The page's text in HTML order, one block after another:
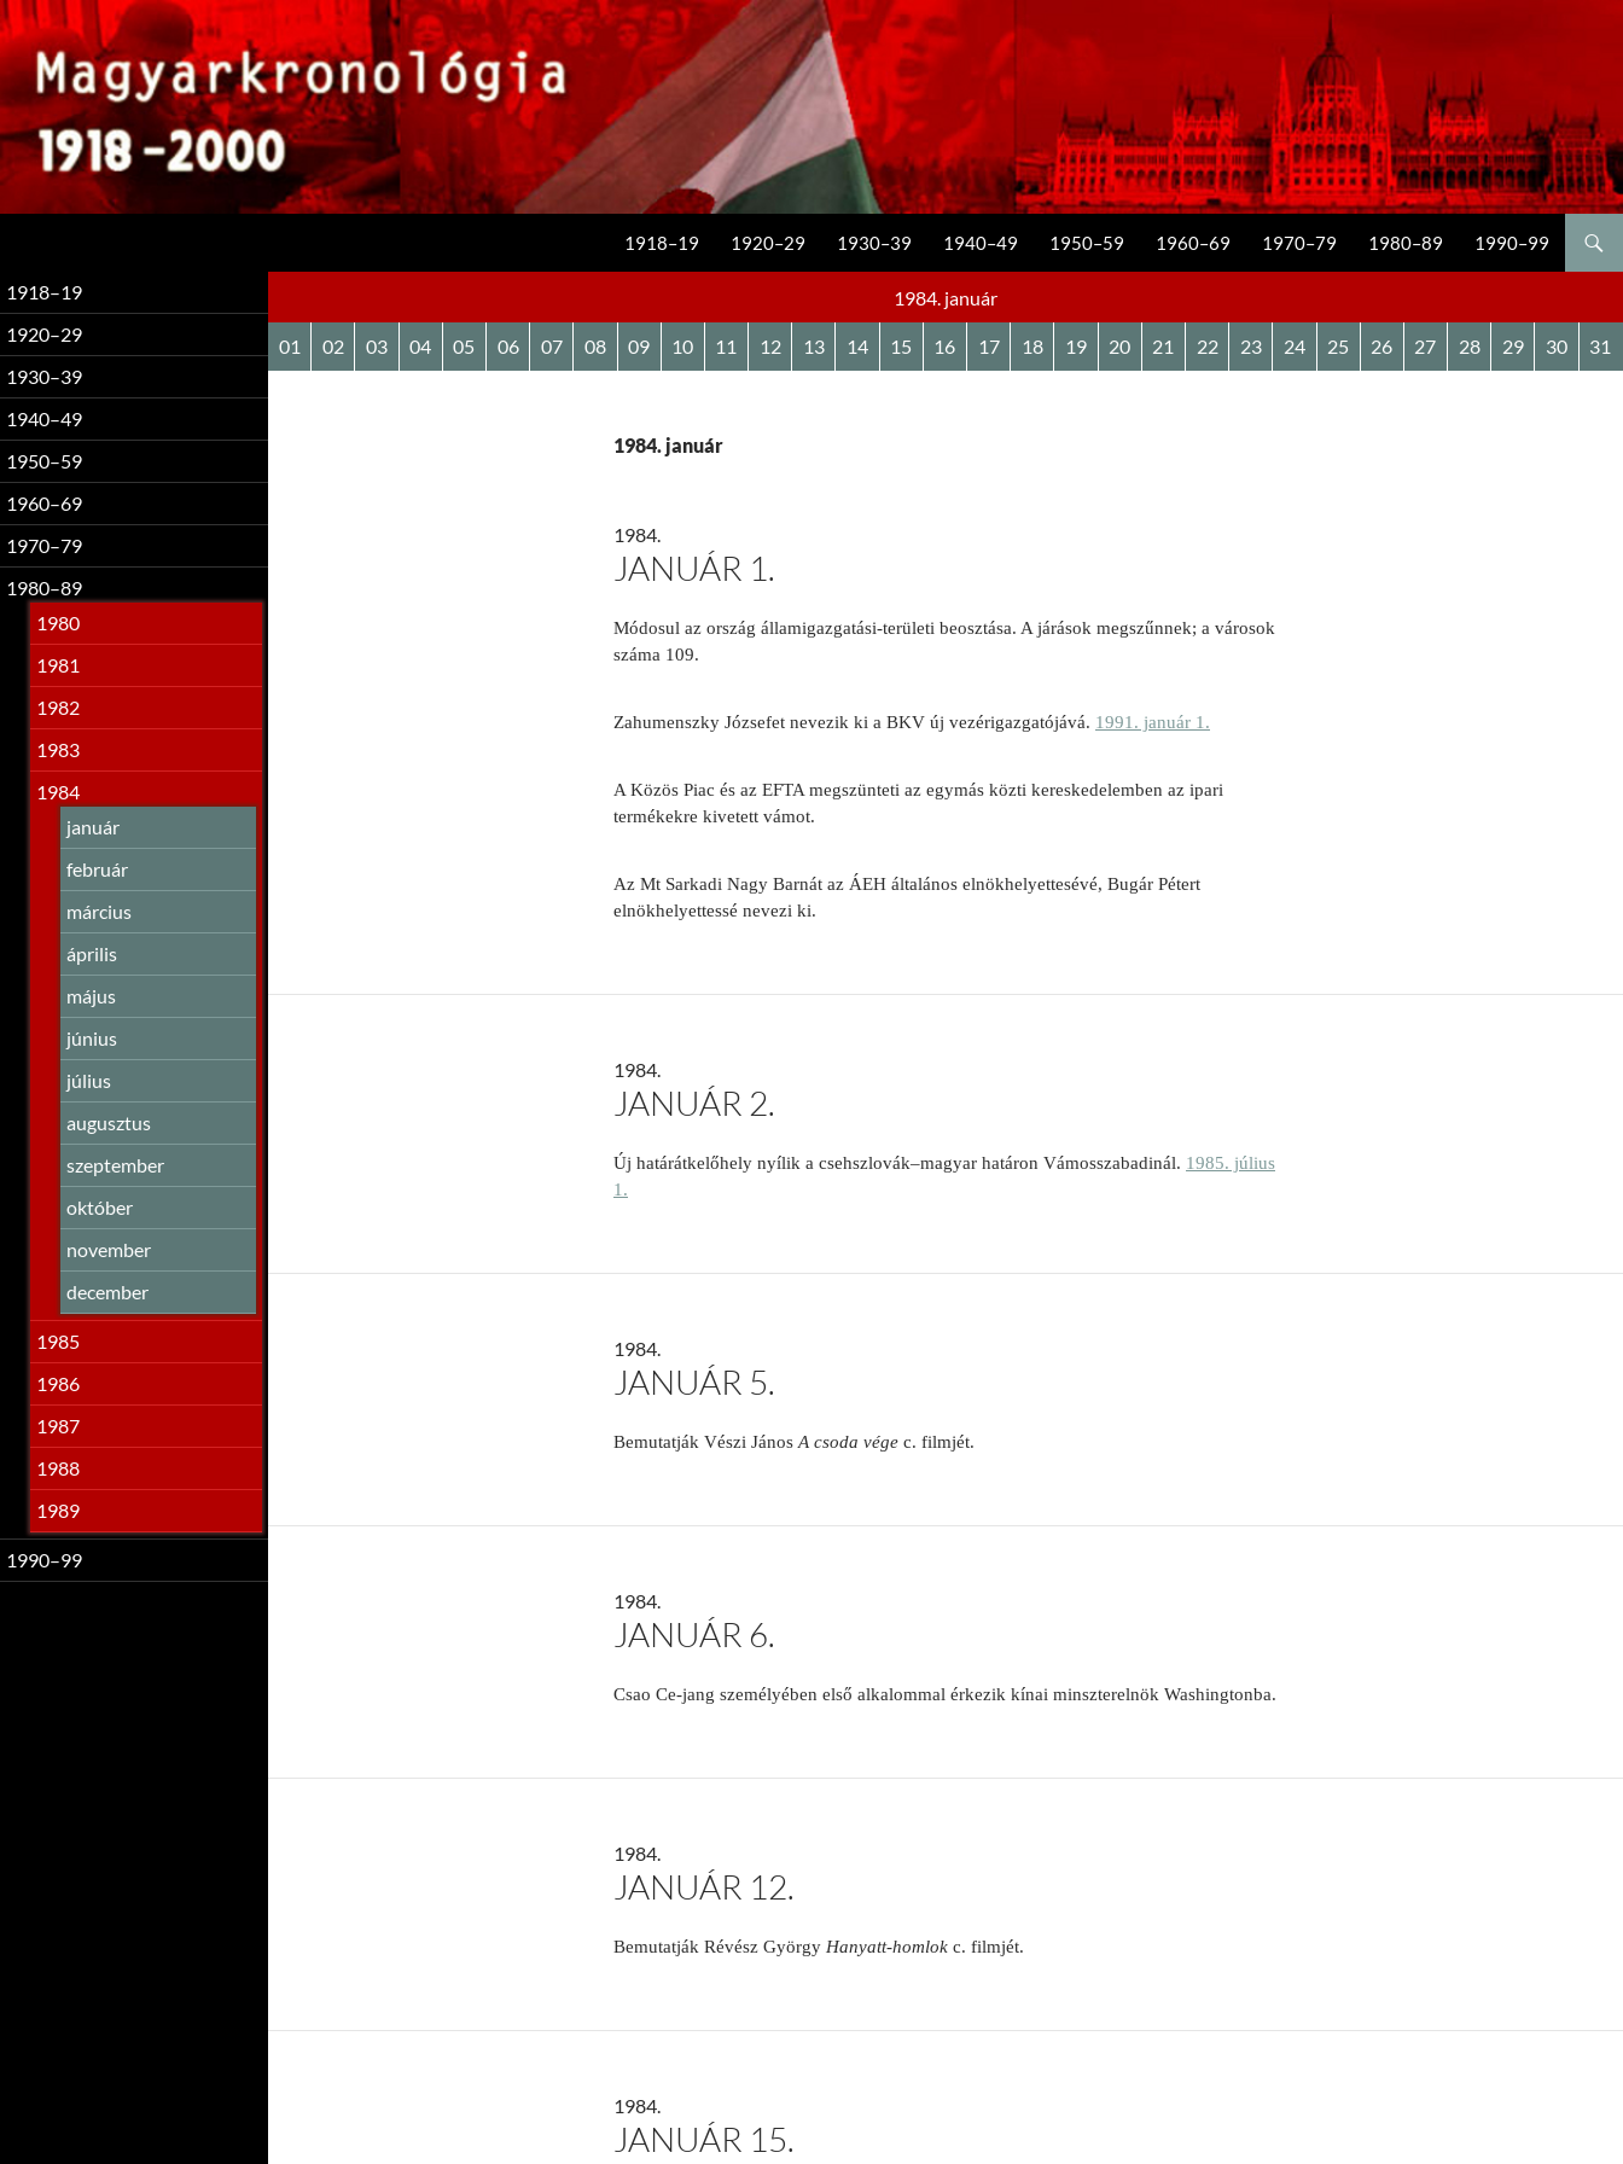
1918–19 1920–29 1930–39 1940–49 1950–59 1960–69 1970–79 1980–89 1990–99
1984. január
01 02 03 04 05 06 07 08 09 10 11 12 13 14 15 16 17 18 19 20 21 22 23 24 25 26 27 28 29 30 31
1984. január
1984.
JANUÁR 1.
Módosul az ország államigazgatási-területi beosztása. A járások megszűnnek; a városok
száma 109.
Zahumenszky Józsefet nevezik ki a BKV új vezérigazgatójává. 1991. január 1.
A Közös Piac és az EFTA megszünteti az egymás közti kereskedelemben az ipari
termékekre kivetett vámot.
Az Mt Sarkadi Nagy Barnát az ÁEH általános elnökhelyettesévé, Bugár Pétert
elnökhelyettessé nevezi ki.
1984.
JANUÁR 2.
Új határátkelőhely nyílik a csehszlovák–magyar határon Vámosszabadinál. 1985. július
1.
1984.
JANUÁR 5.
Bemutatják Vészi János A csoda vége c. filmjét.
1984.
JANUÁR 6.
Csao Ce-jang személyében első alkalommal érkezik kínai minszterelnök Washingtonba.
1984.
JANUÁR 12.
Bemutatják Révész György Hanyatt-homlok c. filmjét.
1984.
JANUÁR 15.
1918–19
1920–29
1930–39
1940–49
1950–59
1960–69
1970–79
1980–89
1980
1981
1982
1983
1984
január
február
március
április
május
június
július
augusztus
szeptember
október
november
december
1985
1986
1987
1988
1989
1990–99